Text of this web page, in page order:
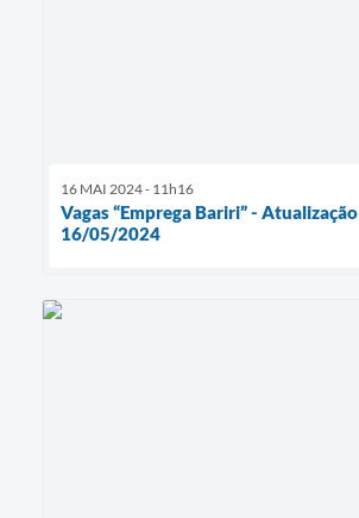
16 MAI 2024 - 11h16
Vagas “Emprega Bariri” - Atualização
16/05/2024